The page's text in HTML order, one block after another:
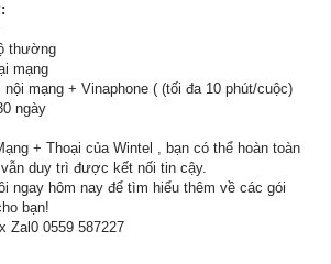
thường
mạng
mạng + Vinaphone ( (tối đa 10 phút/cuộc)
ngày
+ Thoại của Wintel , bạn có thể hoàn toàn
duy trì được kết nối tin cậy.
ngay hôm nay để tìm hiểu thêm về các gói
bạn!
Zal0 0559 587227